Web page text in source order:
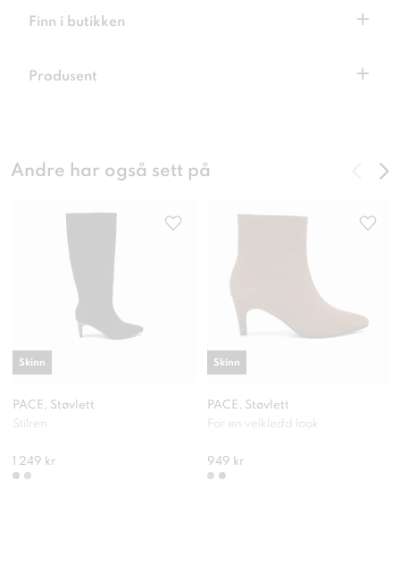
Finn i butikken +
Produsent +
Andre har også sett på
PACE, Støvlett
Stilren
1 249 kr
Skinn
PACE, Støvlett
For en velkledd look
949 kr
Skinn